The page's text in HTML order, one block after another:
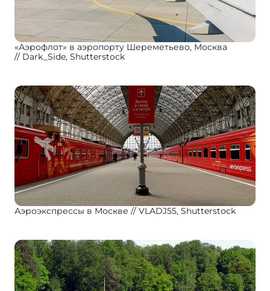
«Аэрофлот» в аэропорту Шереметьево, Москва
Dark_Side, Shutterstock
Аэроэкспрессы в Москве VLADJ55, Shutterstock